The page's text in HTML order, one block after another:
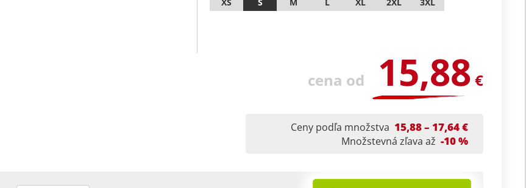
cena od 15,88 €
Ceny podľa množstva 15,88 – 17,64 €
Množstevná zľava až -10 %